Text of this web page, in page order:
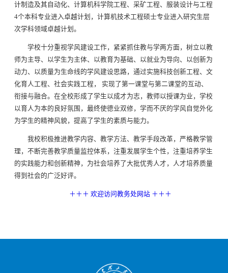
计制造及其自动化、计算机科学院工程、采矿工程、服装设计与工程
4个本科专业进入卓越计划，计算机技术工程硕士专业进入研究生层
次学科领域卓越计划。
学校十分重视学风建设工作，紧紧抓住教与学两方面，树立以教
师为主导、以学生为主体、以教育为基础、以就业为导向、以创新为
动力、以质量为生命线的学风建设思路，通过实施科技创新工程、文
化育人工程、社会实践工程， 实现了第一课堂与第二课堂的互动、
衔接与融合。在全校形成了学生以成才为志，教师以授课为业，学校
以育人为本的良好氛围，最终使德业双修，学而不厌的学风自觉外化
为学生的精神风貌，提高了学生的素质与能力。
我校积极推进教学内容、教学方法、教学手段改革，严格教学管
理，不断完善教学质量监控体系，注重发展学生个性，注重培养学生
的实践能力和创新精神，为社会培养了大批优秀人才，人才培养质量
得到社会的广泛好评。
＋＋＋ 欢迎访问教务处网站 ＋＋＋